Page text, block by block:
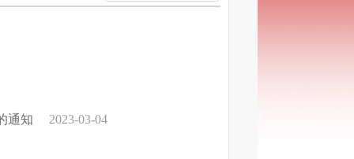
通知 2023-03-04